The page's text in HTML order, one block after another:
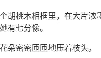
胡桃木相框里，在大片浓
有七分像。
朵密密匝匝地压着枝头。